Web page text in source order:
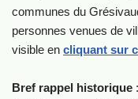
communes du
personnes venues de
visible en cliquant sur
Bref rappel historique :